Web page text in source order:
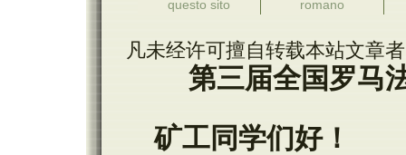
questo sito
romano
凡未经许可擅自转载本站文章
第三届全国罗马
矿工同学们好！